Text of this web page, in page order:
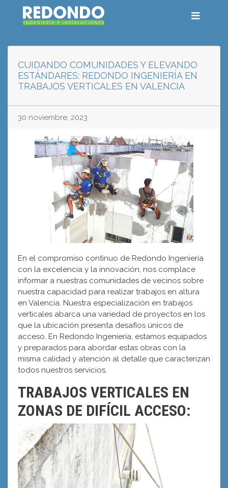
CUIDANDO COMUNIDADES Y ELEVANDO
ESTÁNDARES: REDONDO INGENIERÍA EN
TRABAJOS VERTICALES EN VALENCIA
30 noviembre, 2023
En el compromiso continuo de Redondo Ingeniería
con la excelencia y la innovación, nos complace
informar a nuestras comunidades de vecinos sobre
nuestra capacidad para realizar trabajos en altura
en Valencia. Nuestra especialización en trabajos
verticales abarca una variedad de proyectos en los
que la ubicación presenta desafíos únicos de
acceso. En Redondo Ingeniería, estamos equipados
y preparados para abordar estas obras con la
misma calidad y atención al detalle que caracterizan
todos nuestros servicios.
TRABAJOS VERTICALES EN
ZONAS DE DIFÍCIL ACCESO: